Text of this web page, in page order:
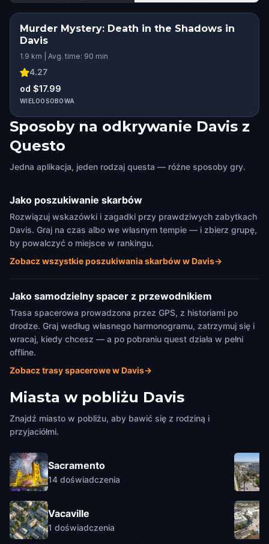
Murder Mystery: Death in the Shadows in
Davis
1.9 km | Avg. time: 90 min
4.27
od $17.99
WIELOOSOBOWA
Sposoby na odkrywanie Davis z
Questo
Jedna aplikacja, jeden rodzaj questa — różne sposoby gry.
Jako poszukiwanie skarbów
Rozwiązuj wskazówki i zagadki przy prawdziwych zabytkach
Davis. Graj na czas albo we własnym tempie — i zbierz grupę,
by powalczyć o miejsce w rankingu.
Zobacz wszystkie poszukiwania skarbów w Davis→
Jako samodzielny spacer z przewodnikiem
Trasa spacerowa prowadzona przez GPS, z historiami po
drodze. Graj według własnego harmonogramu, zatrzymuj się i
wracaj, kiedy chcesz — a po pobraniu quest działa w pełni
offline.
Zobacz trasy spacerowe w Davis→
Miasta w pobliżu Davis
Znajdź miasto w pobliżu, aby bawić się z rodziną i
przyjaciółmi.
Sacramento
14 doświadczenia
Vacaville
1 doświadczenia